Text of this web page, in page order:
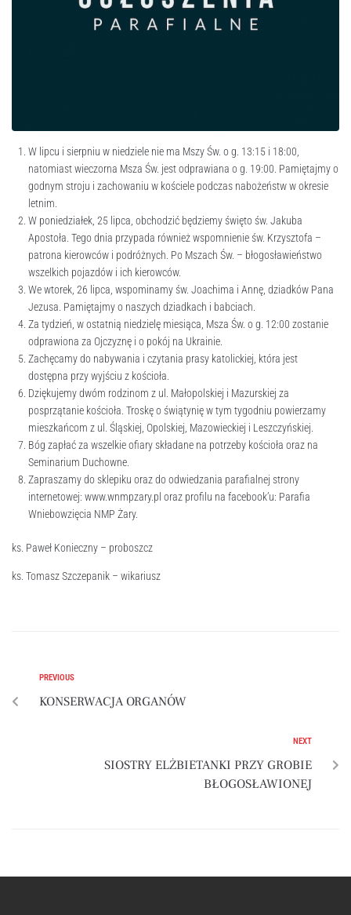
W lipcu i sierpniu w niedziele nie ma Mszy Św. o g. 13:15 i 18:00,
natomiast wieczorna Msza Św. jest odprawiana o g. 19:00. Pamiętajmy o
godnym stroju i zachowaniu w kościele podczas nabożeństw w okresie
letnim.
W poniedziałek, 25 lipca, obchodzić będziemy święto św. Jakuba
Apostoła. Tego dnia przypada również wspomnienie św. Krzysztofa –
patrona kierowców i podróżnych. Po Mszach Św. – błogosławieństwo
wszelkich pojazdów i ich kierowców.
We wtorek, 26 lipca, wspominamy św. Joachima i Annę, dziadków Pana
Jezusa. Pamiętajmy o naszych dziadkach i babciach.
Za tydzień, w ostatnią niedzielę miesiąca, Msza Św. o g. 12:00 zostanie
odprawiona za Ojczyznę i o pokój na Ukrainie.
Zachęcamy do nabywania i czytania prasy katolickiej, która jest
dostępna przy wyjściu z kościoła.
Dziękujemy dwóm rodzinom z ul. Małopolskiej i Mazurskiej za
posprzątanie kościoła. Troskę o świątynię w tym tygodniu powierzamy
mieszkańcom z ul. Śląskiej, Opolskiej, Mazowieckiej i Leszczyńskiej.
Bóg zapłać za wszelkie ofiary składane na potrzeby kościoła oraz na
Seminarium Duchowne.
Zapraszamy do sklepiku oraz do odwiedzania parafialnej strony
internetowej: www.wnmpzary.pl oraz profilu na facebook’u: Parafia
Wniebowzięcia NMP Żary.
ks. Paweł Konieczny – proboszcz
ks. Tomasz Szczepanik – wikariusz
PREVIOUS
KONSERWACJA ORGANÓW
NEXT
SIOSTRY ELŻBIETANKI PRZY GROBIE
BŁOGOSŁAWIONEJ